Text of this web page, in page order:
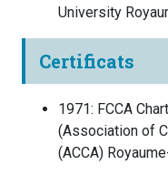
University
Certificats
1971: FCCA
(Association of
(ACCA)